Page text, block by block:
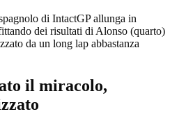
di IntactGP allunga in
dei risultati di Alonso (quarto)
da un long lap abbastanza
il miracolo,